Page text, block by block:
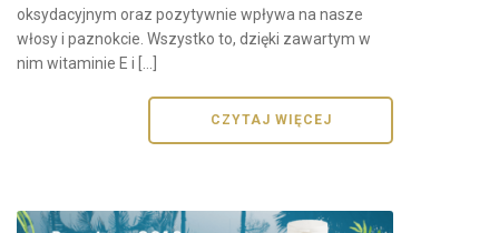
oksydacyjnym oraz pozytywnie wpływa na nasze
włosy i paznokcie. Wszystko to, dzięki zawartym w
nim witaminie E i […]
CZYTAJ WIĘCEJ